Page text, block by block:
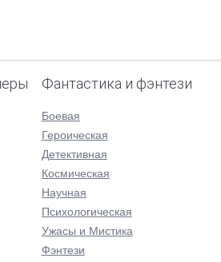
Фантастика и фэнтези
Боевая
Героическая
Детективная
Космическая
Научная
Психологическая
Ужасы и Мистика
Фэнтези